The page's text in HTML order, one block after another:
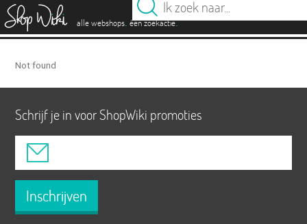
alle webshops. één zoekactie.
Not found
Schrijf je in voor ShopWiki promoties
Inschrijven